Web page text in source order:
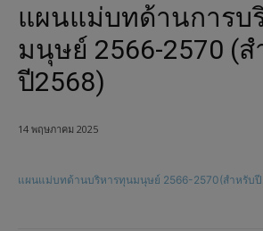
แผนแม่บทด้านการบ
มนุษย์ 2566-2570 (ส
ปี2568)
14 พฤษภาคม 2025
แผนแม่บทด้านบริหารทุนมนุษย์ 2566-2570(สำหรับปี